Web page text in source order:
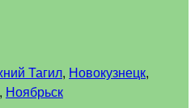
Тагил, Новокузнецк,
, Ноябрьск